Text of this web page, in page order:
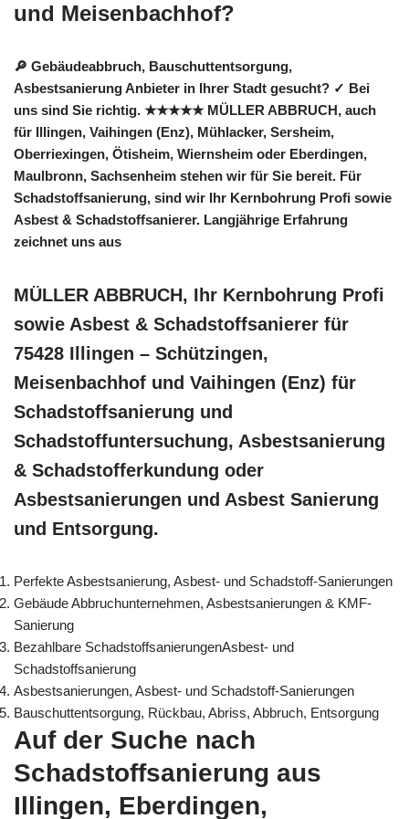
und Meisenbachhof?
🔎 Gebäudeabbruch, Bauschuttentsorgung,
Asbestsanierung Anbieter in Ihrer Stadt gesucht? ✓ Bei
uns sind Sie richtig. ★★★★★ MÜLLER ABBRUCH, auch
für Illingen, Vaihingen (Enz), Mühlacker, Sersheim,
Oberriexingen, Ötisheim, Wiernsheim oder Eberdingen,
Maulbronn, Sachsenheim stehen wir für Sie bereit. Für
Schadstoffsanierung, sind wir Ihr Kernbohrung Profi sowie
Asbest & Schadstoffsanierer. Langjährige Erfahrung
zeichnet uns aus
MÜLLER ABBRUCH, Ihr Kernbohrung Profi
sowie Asbest & Schadstoffsanierer für
75428 Illingen – Schützingen,
Meisenbachhof und Vaihingen (Enz) für
Schadstoffsanierung und
Schadstoffuntersuchung, Asbestsanierung
& Schadstofferkundung oder
Asbestsanierungen und Asbest Sanierung
und Entsorgung.
Perfekte Asbestsanierung, Asbest- und Schadstoff-Sanierungen
Gebäude Abbruchunternehmen, Asbestsanierungen & KMF-
Sanierung
Bezahlbare SchadstoffsanierungenAsbest- und
Schadstoffsanierung
Asbestsanierungen, Asbest- und Schadstoff-Sanierungen
Bauschuttentsorgung, Rückbau, Abriss, Abbruch, Entsorgung
Auf der Suche nach
Schadstoffsanierung aus
Illingen, Eberdingen,